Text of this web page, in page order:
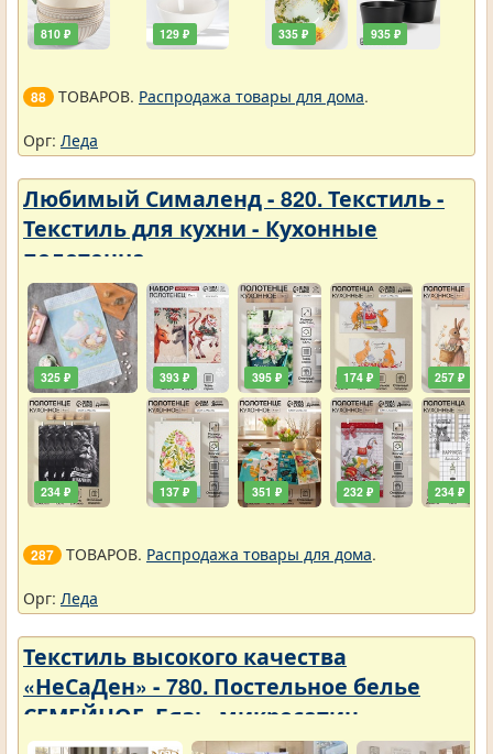
810 ₽ 129 ₽ 335 ₽ 935 ₽
88 ТОВАРОВ. Распродажа товары для дома.
Орг: Леда
Любимый Сималенд - 820. Текстиль -
Текстиль для кухни - Кухонные
полотенца
325 ₽
234 ₽
393 ₽
137 ₽
395 ₽
351 ₽
174 ₽
232 ₽
257 ₽
234 ₽
287 ТОВАРОВ. Распродажа товары для дома.
Орг: Леда
Текстиль высокого качества
«НеСаДен» - 780. Постельное белье
СЕМЕЙНОЕ. Бязь, микросатин,
микрофибра, перкаль, поплин, сатин.